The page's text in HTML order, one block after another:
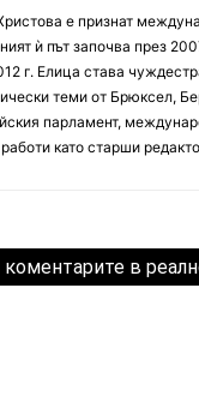
е признат
ѝ път започва през
г. Елица става
теми от Брюксел,
парламент,
като старши
в